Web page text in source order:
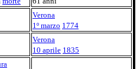
Verona
1º marzo 1774
Verona
10 aprile 1835